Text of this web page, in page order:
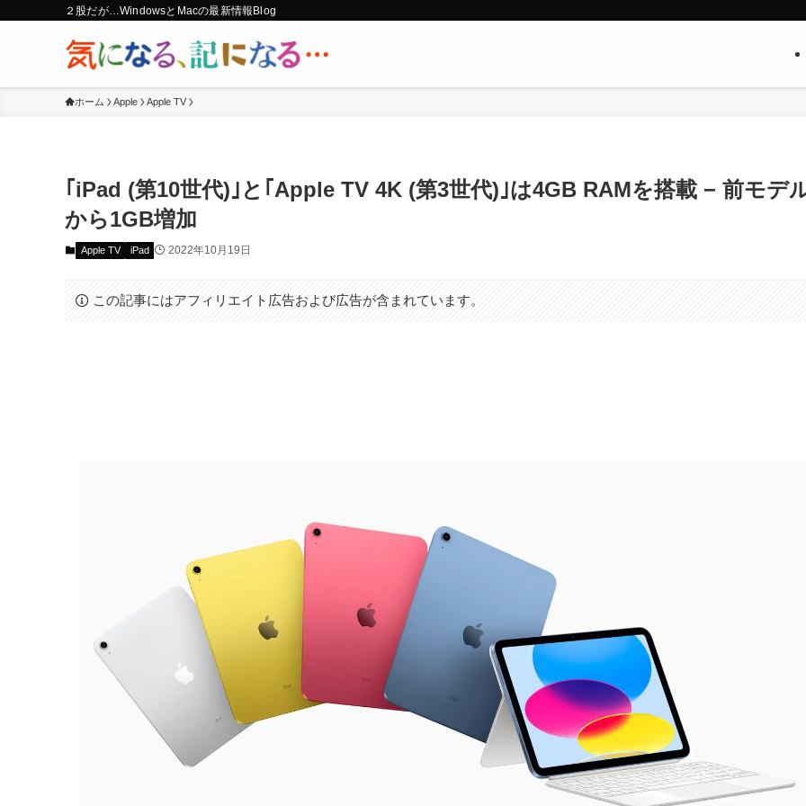
２股だが…WindowsとMacの最新情報Blog
ホーム Apple Apple TV
｢iPad (第10世代)｣と｢Apple TV 4K (第3世代)｣は4GB RAMを搭載 − 前モデ
から1GB増加
Apple TV iPad 2022年10月19日
この記事にはアフィリエイト広告および広告が含まれています。